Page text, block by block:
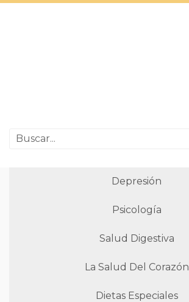
Depresión
Psicología
Salud Digestiva
La Salud Del Corazón
Dietas Especiales